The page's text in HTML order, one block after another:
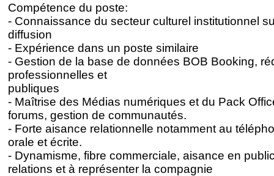
Compétence du poste:
- Connaissance du secteur culturel institutionnel
diffusion
- Expérience dans un poste similaire
- Gestion de la base de données BOB Booking,
professionnelles et
publiques
- Maîtrise des Médias numériques et du Pack
forums, gestion de communautés.
- Forte aisance relationnelle notamment au
orale et écrite.
- Dynamisme, fibre commerciale, aisance en
relations et à représenter la compagnie